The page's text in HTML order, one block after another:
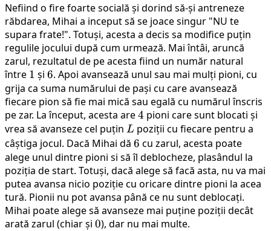
Nefiind o fire foarte socială și dorind să-și antreneze
răbdarea, Mihai a inceput să se joace singur "NU te
supara frate!". Totuși, acesta a decis sa modifice puțin
regulile jocului după cum urmează. Mai întâi, aruncă
zarul, rezultatul de pe acesta fiind un număr natural
între 1
1 și 6
6. Apoi avansează unul sau mai mulți pioni, cu
grija ca suma numărului de pași cu care avansează
fiecare pion să fie mai mică sau egală cu numărul înscris
pe zar. La început, acesta are4
4 pioni care sunt blocati și
vrea să avanseze cel puțin L
L poziții cu fiecare pentru a
câștiga jocul. Dacă Mihai dă 6
6 cu zarul, acesta poate
alege unul dintre pioni si să îl deblocheze, plasândul la
poziția de start. Totuși, dacă alege să facă asta, nu va mai
putea avansa nicio poziție cu oricare dintre pioni la acea
tură. Pionii nu pot avansa până ce nu sunt deblocați.
Mihai poate alege să avanseze mai puține poziții decât
arată zarul (chiar și 0
0), dar nu mai multe.